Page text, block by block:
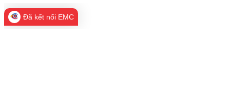
Đã kết nối EMC